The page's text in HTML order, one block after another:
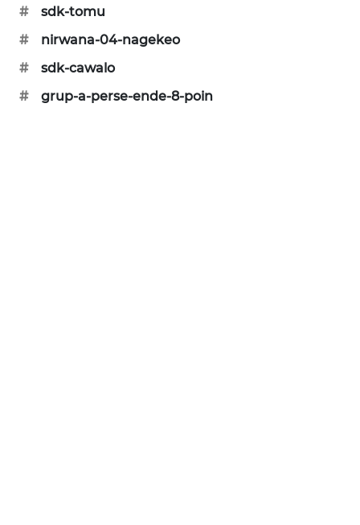
#
sdk-tomu
#
nirwana-04-nagekeo
#
sdk-cawalo
#
grup-a-perse-ende-8-poin
GARONGGANG
FISUELRI